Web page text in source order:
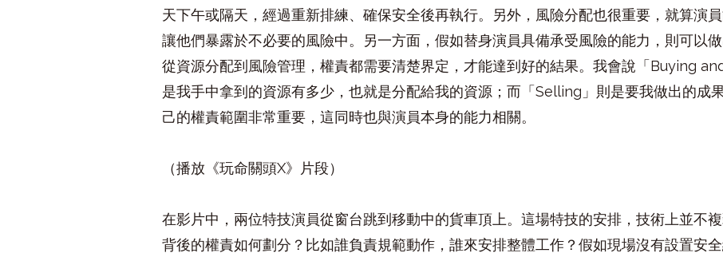
天下午或隔天，經過重新排練、確保安全後再執行。另外，風險分配也很重要，就算演
讓他們暴露於不必要的風險中。另一方面，假如替身演員具備承受風險的能力，則可以
從資源分配到風險管理，權責都需要清楚界定，才能達到好的結果。我會說「Buying
是我手中拿到的資源有多少，也就是分配給我的資源；而「Selling」則是要我做出的成
己的權責範圍非常重要，這同時也與演員本身的能力相關。
（播放《玩命關頭X》片段）
在影片中，兩位特技演員從窗台跳到移動中的貨車頂上。這場特技的安排，技術上並不
背後的權責如何劃分？比如誰負責規範動作，誰來安排整體工作？假如現場沒有設置安